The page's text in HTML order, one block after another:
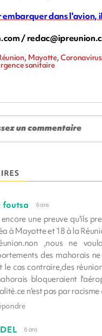
embarquer dans
/
Mayotte,
sanitaire
foutsa 6 ans
une preuve qu'ils
à Mayotte et 18 à la
,nous ne
des mahorais
le cas contraire,des
bloqueraient
n'est pas par
6 ans